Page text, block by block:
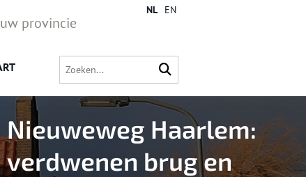
provincie
NL EN
Nieuweweg Haarlem:
verdwenen brug en